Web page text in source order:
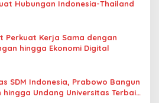
Hubungan Indonesia-Thailand
Perkuat Kerja Sama dengan
hingga Ekonomi Digital
SDM Indonesia, Prabowo Bangun
hingga Undang Universitas Terbaik